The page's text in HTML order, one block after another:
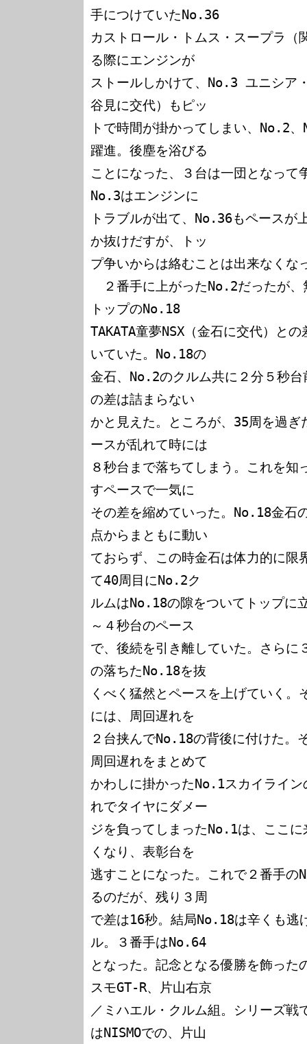
手につけていたNo.36
カストロール・トムス・スープラ（
る際にエンジンが
ストールしかけて、No.3 ユニシア
谷見に交代）もピッ
トで時間が掛かってしまい、No.2
躍進。後塵を浴びる
ことになった、３台は一団となって
No.3はエンジンに
トラブルが出て、No.36もペースが
か抜けだすが、トッ
プ争いからは絡むことは出来なくな
２番手に上がったNo.2だったが、
トップのNo.18
TAKATA童夢NSX（金石に交代）と
いていた。No.18の
金石、No.2のクルム共に２分５秒
の差は詰まらない
かと見えた。ところが、35周を過
ースが乱れて時には
８秒台まで落ちてしまう。これを
すペースで一気に
その差を縮めていった。No.18金石
点からまともに動い
ておらず、この時金石は体力的に限
て40周目にNo.2ク
ルムはNo.18の隙をついてトップに
～４秒台のペース
で、後続を引き離していた。さら
の落ちたNo.18を抜
くべく猛然とペースを上げていく
には、周回遅れを
２台挟んでNo.18の背後に付けた。
周回遅れをまとめて
かわしに掛かったNo.1スカイライ
れでタイヤにダメー
ジを負ってしまったNo.1は、ここ
くなり、表彰台を
逃すことになった。これで２番手
るのだが、残り３周
で差は16秒。結局No.18は辛くも逃
ル。３番手はNo.64
となった。記念となる優勝を飾っ
スモGT-R、片山右京
／ミハエル・クルム組。シリーズ戦
はNISMOでの、片山